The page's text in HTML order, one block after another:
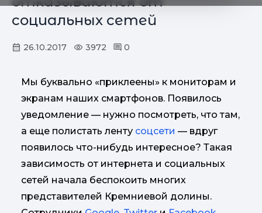
социальных сетей
26.10.2017 3972 0
Мы буквально «приклеены» к мониторам и
экранам наших смартфонов. Появилось
уведомление — нужно посмотреть, что там,
а еще полистать ленту соцсети — вдруг
появилось что-нибудь интересное? Такая
зависимость от интернета и социальных
сетей начала беспокоить многих
представителей Кремниевой долины.